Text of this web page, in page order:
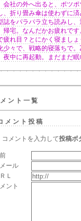
会社の外へ出ると、ポツポ
、折り畳み傘は使わずに
誌をパラパラ立ち読みし、
帰宅。なんだかお疲れです
疲れ目？とにかく寝まし
少々で、戦略的寝落ちで。
夜中に再起動。まだまだ眠
ント一覧
メント投稿
コメントを入力して投稿ボ
ール
Ｌ
ント